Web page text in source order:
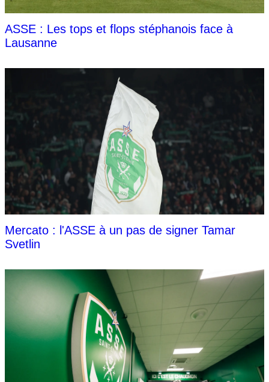
ASSE : Les tops et flops stéphanois face à
Lausanne
Mercato : l'ASSE à un pas de signer Tamar
Svetlin